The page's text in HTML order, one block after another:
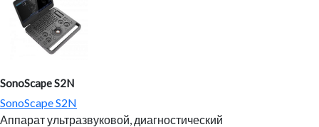
SonoScape S2N
SonoScape S2N
Аппарат ультразвуковой, диагностический